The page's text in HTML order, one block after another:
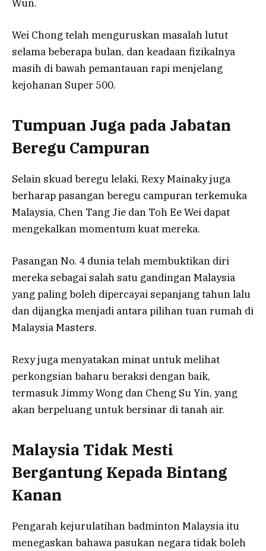
Wun.
Wei Chong telah menguruskan masalah lutut
selama beberapa bulan, dan keadaan fizikalnya
masih di bawah pemantauan rapi menjelang
kejohanan Super 500.
Tumpuan Juga pada Jabatan
Beregu Campuran
Selain skuad beregu lelaki, Rexy Mainaky juga
berharap pasangan beregu campuran terkemuka
Malaysia, Chen Tang Jie dan Toh Ee Wei dapat
mengekalkan momentum kuat mereka.
Pasangan No. 4 dunia telah membuktikan diri
mereka sebagai salah satu gandingan Malaysia
yang paling boleh dipercayai sepanjang tahun lalu
dan dijangka menjadi antara pilihan tuan rumah di
Malaysia Masters.
Rexy juga menyatakan minat untuk melihat
perkongsian baharu beraksi dengan baik,
termasuk Jimmy Wong dan Cheng Su Yin, yang
akan berpeluang untuk bersinar di tanah air.
Malaysia Tidak Mesti
Bergantung Kepada Bintang
Kanan
Pengarah kejurulatihan badminton Malaysia itu
menegaskan bahawa pasukan negara tidak boleh